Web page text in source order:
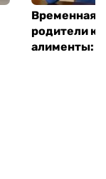
Временная
родители
алименты: